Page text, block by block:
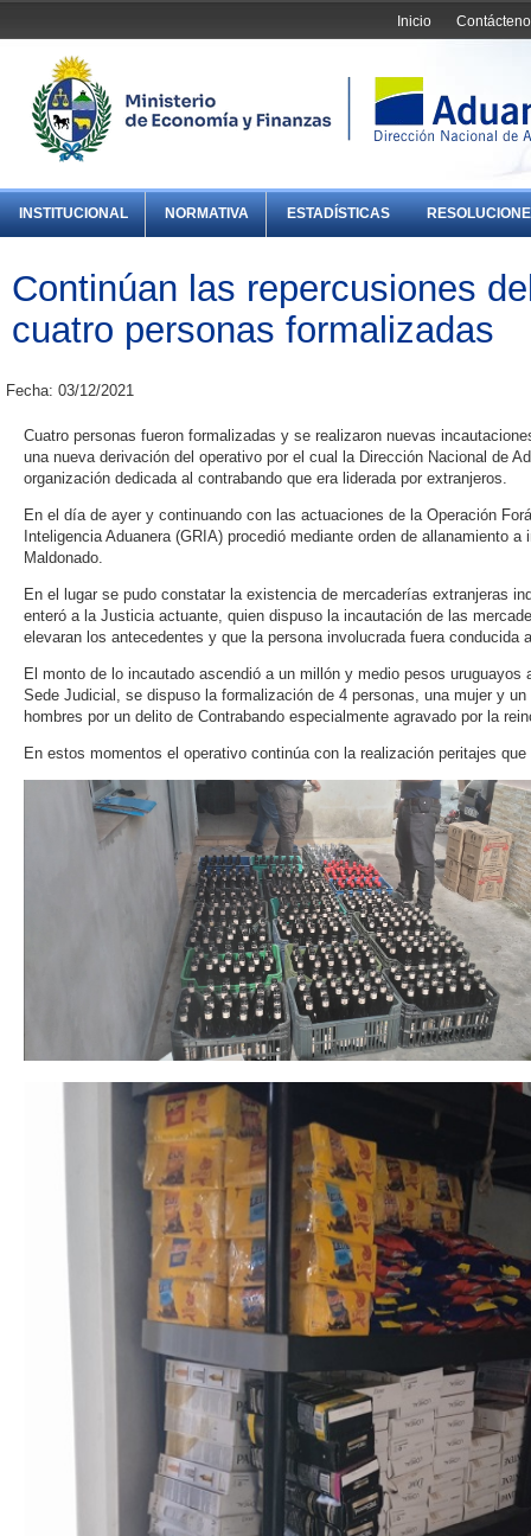
Inicio
INSTITUCIONAL NORMATIVA ESTADÍSTICAS
Continúan las repercusiones
cuatro personas formalizadas
Fecha: 03/12/2021
Cuatro personas fueron formalizadas y se realizaron nuevas
una nueva derivación del operativo por el cual la Dirección Nacional de
organización dedicada al contrabando que era liderada por extranjeros.
En el día de ayer y continuando con las actuaciones de la Operación
Inteligencia Aduanera (GRIA) procedió mediante orden de allanamiento
Maldonado.
En el lugar se pudo constatar la existencia de mercaderías extranjeras
enteró a la Justicia actuante, quien dispuso la incautación de las
elevaran los antecedentes y que la persona involucrada fuera conducida
El monto de lo incautado ascendió a un millón y medio pesos
Sede Judicial, se dispuso la formalización de 4 personas, una mujer y
hombres por un delito de Contrabando especialmente agravado por la
En estos momentos el operativo continúa con la realización peritajes